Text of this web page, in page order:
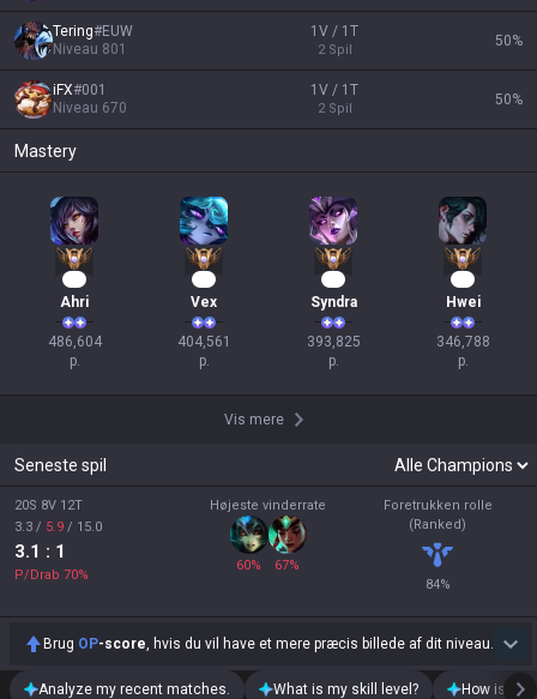
Tering#EUW
Niveau 801
1V / 1T
2 Spil
50%
iFX#001
Niveau 670
1V / 1T
2 Spil
50%
Mastery
Ahri
486,604
p.
Vex
404,561
p.
Syndra
393,825
p.
Hwei
346,788
p.
Vis mere
Seneste spil
20S 8V 12T
3.3 / 5.9 / 15.0
3.1 : 1
P/Drab 70%
Højeste vinderrate
60% 67%
Foretrukken rolle
(Ranked)
84%
Brug OP-score, hvis du vil have et mere præcis billede af dit niveau.
Analyze my recent matches. What is my skill level? How is my